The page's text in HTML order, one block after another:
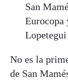
San
Eurocopa
No es la
de San